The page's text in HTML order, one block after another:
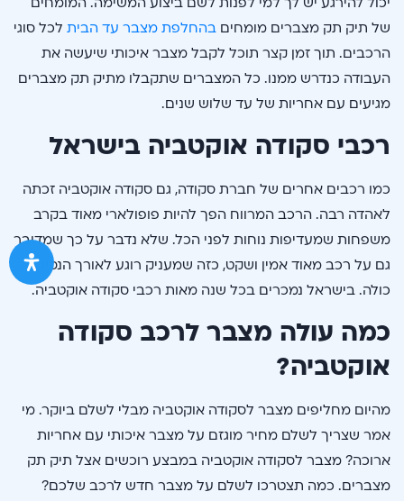
של תיק תק מצברים מומחים בהחלפת מצבר עד הבית לכל סוגי
הרכבים. תוך זמן קצר תוכל לקבל מצבר איכותי שיעשה את
העבודה כנדרש ממנו. כל המצברים שתקבלו מתיק תק מצברים
מגיעים עם אחריות של עד שלוש שנים.
רכבי סקודה אוקטביה בישראל
כמו רכבים אחרים של חברת סקודה, גם סקודה אוקטביה זכתה
לאהדה רבה. הרכב המרווח הפך להיות פופולארי מאוד בקרב
משפחות שמעדיפות נוחות לפני הכל. שלא נדבר על כך שמדובר
גם על רכב מאוד אמין ושקט, כזה שמעניק רוגע לאורך הנסיעה
כולה. בישראל נמכרים בכל שנה מאות רכבי סקודה אוקטביה.
כמה עולה מצבר לרכב סקודה
אוקטביה?
מהיום מחליפים מצבר לסקודה אוקטביה מבלי לשלם ביוקר. מי
אמר שצריך לשלם מחיר מוגזם על מצבר איכותי עם אחריות
ארוכה? מצבר לסקודה אוקטביה במבצע רוכשים אצל תיק תק
מצברים. כמה תצטרכו לשלם על מצבר חדש לרכב שלכם?